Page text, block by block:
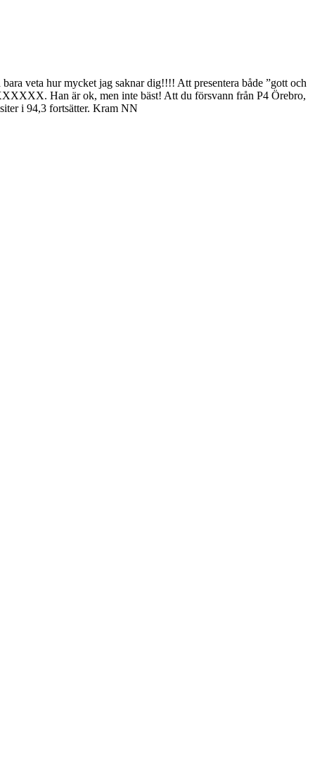
veta hur mycket jag saknar dig!!!! Att presentera både ”gott och
Han är ok, men inte bäst! Att du försvann från P4 Örebro,
i 94,3 fortsätter. Kram NN